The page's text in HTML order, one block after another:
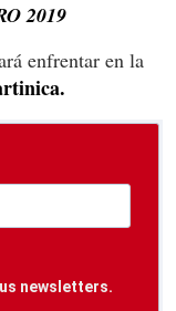
2019
enfrentar en la
newsletters.